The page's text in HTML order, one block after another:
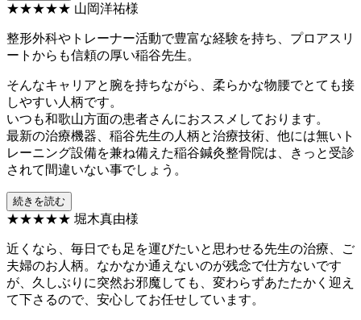
★★★★★ 山岡洋祐様
整形外科やトレーナー活動で豊富な経験を持ち、プロアスリ
ートからも信頼の厚い稲谷先生。
そんなキャリアと腕を持ちながら、柔らかな物腰でとても接
しやすい人柄です。
いつも和歌山方面の患者さんにおススメしております。
最新の治療機器、稲谷先生の人柄と治療技術、他には無いト
レーニング設備を兼ね備えた稲谷鍼灸整骨院は、きっと受診
されて間違いない事でしょう。
続きを読む
★★★★★ 堀木真由様
近くなら、毎日でも足を運びたいと思わせる先生の治療、ご
夫婦のお人柄。なかなか通えないのが残念で仕方ないです
が、久しぶりに突然お邪魔しても、変わらずあたたかく迎え
て下さるので、安心してお任せしています。